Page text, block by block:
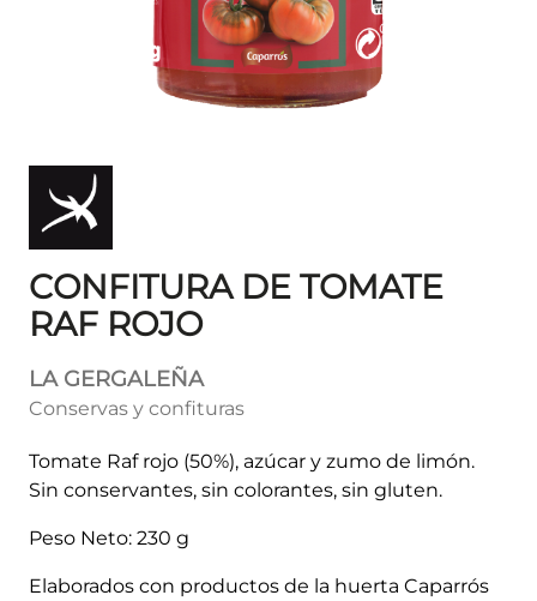
CONFITURA DE TOMATE
RAF ROJO
LA GERGALEÑA
Conservas y confituras
Tomate Raf rojo (50%), azúcar y zumo de limón.
Sin conservantes, sin colorantes, sin gluten.
Peso Neto: 230 g
Elaborados con productos de la huerta Caparrós